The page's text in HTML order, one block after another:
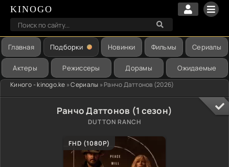
KINOGO
Главная Подборки Новинки Фильмы Сериалы
Актеры Режиссеры Дорамы Ожидаемые
Киного - kinogo.ke »Сериалы » Ранчо Даттонов (2026)
Ранчо Даттонов (1 сезон)
DUTTON RANCH
FHD (1080P)